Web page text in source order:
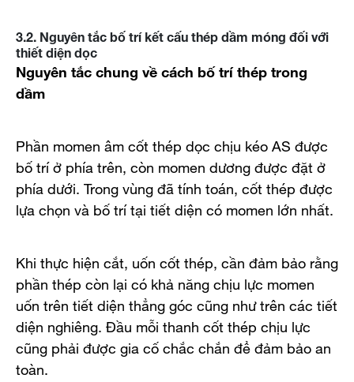
3.2. Nguyên tắc bố trí kết cấu thép dầm móng đối với
thiết diện dọc
Nguyên tắc chung về cách bố trí thép trong
dầm
Phần momen âm cốt thép dọc chịu kéo AS được
bố trí ở phía trên, còn momen dương được đặt ở
phía dưới. Trong vùng đã tính toán, cốt thép được
lựa chọn và bố trí tại tiết diện có momen lớn nhất.
Khi thực hiện cắt, uốn cốt thép, cần đảm bảo rằng
phần thép còn lại có khả năng chịu lực momen
uốn trên tiết diện thẳng góc cũng như trên các tiết
diện nghiêng. Đầu mỗi thanh cốt thép chịu lực
cũng phải được gia cố chắc chắn để đảm bảo an
toàn.